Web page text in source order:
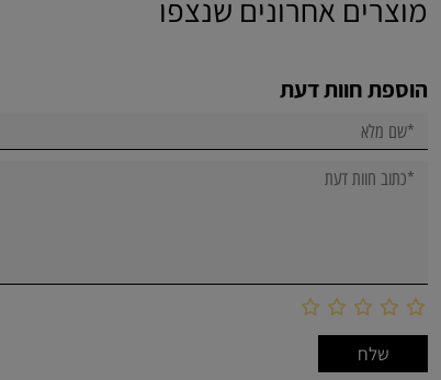
מוצרים אחרונים שנצפו
הוספת חוות דעת